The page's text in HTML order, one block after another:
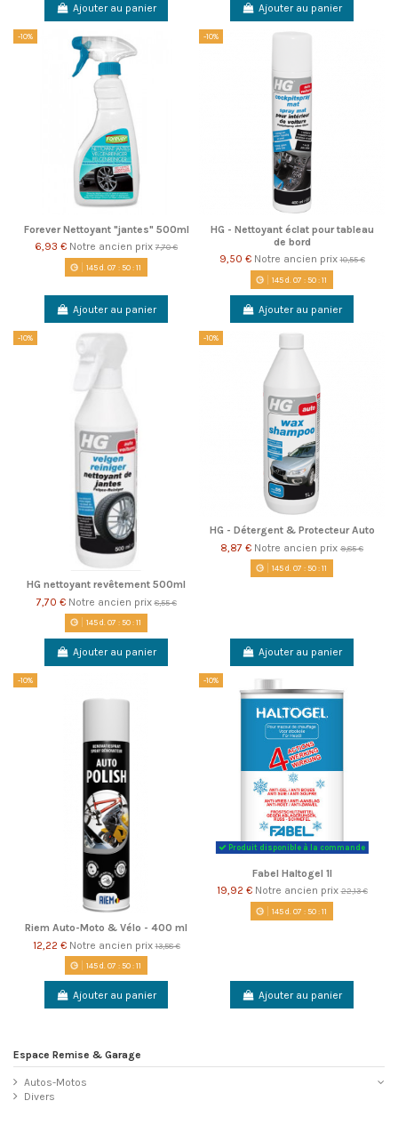
Ajouter au panier Ajouter au panier
-10%
Forever Nettoyant "jantes" 500ml
6,93 € Notre ancien prix 7,70 €
145d. 07 :50:11
Ajouter au panier
-10%
HG - Nettoyant éclat pour tableau
de bord
9,50 € Notre ancien prix10,55 €
145d. 07 :50:11
Ajouter au panier
-10%
HG nettoyant revêtement 500ml
7,70 € Notre ancien prix8,55 €
145d. 07 :50:11
Ajouter au panier
-10%
HG - Détergent & Protecteur Auto
8,87 € Notre ancien prix 9,85 €
145d. 07 :50:11
Ajouter au panier
-10%
Riem Auto-Moto & Vélo - 400 ml
12,22 € Notre ancien prix13,58 €
145d. 07 :50:11
Ajouter au panier
-10%
Produit disponible à la commande
Fabel Haltogel 1l
19,92 € Notre ancien prix22,13 €
145d. 07 :50:11
Ajouter au panier
Espace Remise & Garage
Autos-Motos
Divers